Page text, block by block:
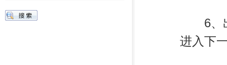
6、出
进入下